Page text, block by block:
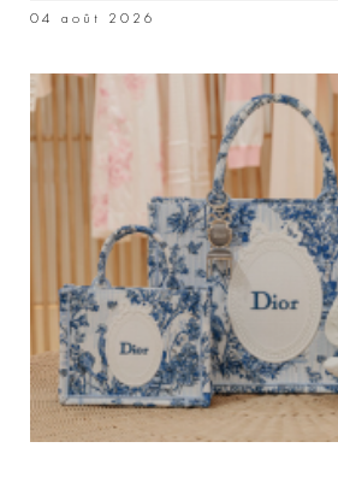
04 août 2026